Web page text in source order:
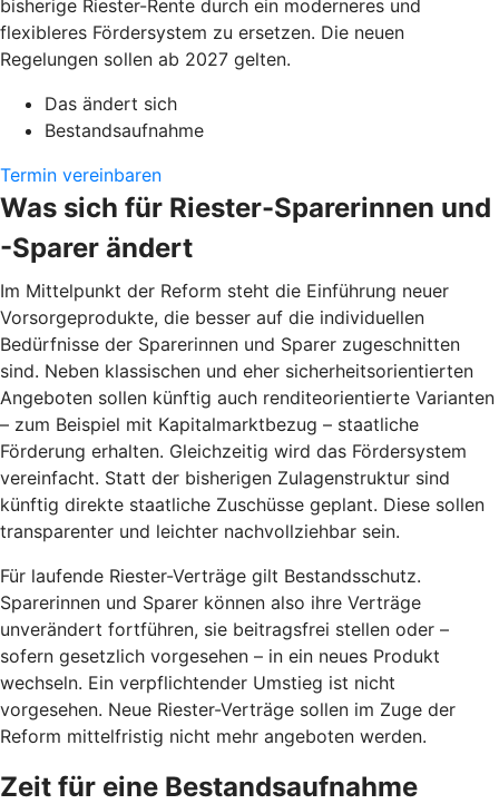
bisherige Riester-Rente durch ein moderneres und
flexibleres Fördersystem zu ersetzen. Die neuen
Regelungen sollen ab 2027 gelten.
Das ändert sich
Bestandsaufnahme
Termin vereinbaren
Was sich für Riester-Sparerinnen und
-Sparer ändert
Im Mittelpunkt der Reform steht die Einführung neuer
Vorsorgeprodukte, die besser auf die individuellen
Bedürfnisse der Sparerinnen und Sparer zugeschnitten
sind. Neben klassischen und eher sicherheitsorientierten
Angeboten sollen künftig auch renditeorientierte Varianten
– zum Beispiel mit Kapitalmarktbezug – staatliche
Förderung erhalten. Gleichzeitig wird das Fördersystem
vereinfacht. Statt der bisherigen Zulagenstruktur sind
künftig direkte staatliche Zuschüsse geplant. Diese sollen
transparenter und leichter nachvollziehbar sein.
Für laufende Riester-Verträge gilt Bestandsschutz.
Sparerinnen und Sparer können also ihre Verträge
unverändert fortführen, sie beitragsfrei stellen oder –
sofern gesetzlich vorgesehen – in ein neues Produkt
wechseln. Ein verpflichtender Umstieg ist nicht
vorgesehen. Neue Riester-Verträge sollen im Zuge der
Reform mittelfristig nicht mehr angeboten werden.
Zeit für eine Bestandsaufnahme